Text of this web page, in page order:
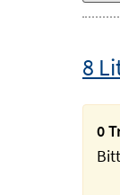
8
0